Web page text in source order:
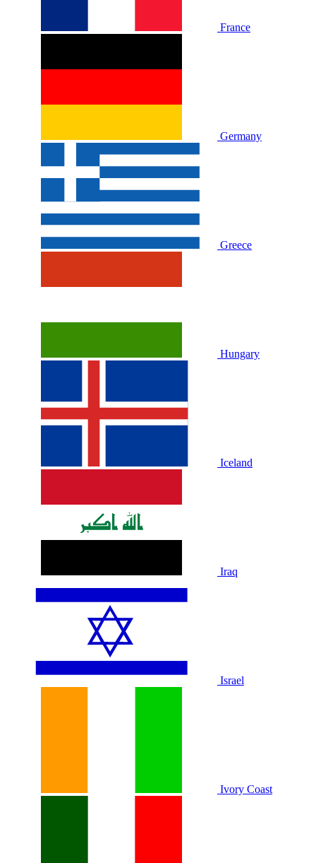
France
Germany
Greece
Hungary
Iceland
Iraq
Israel
Ivory Coast